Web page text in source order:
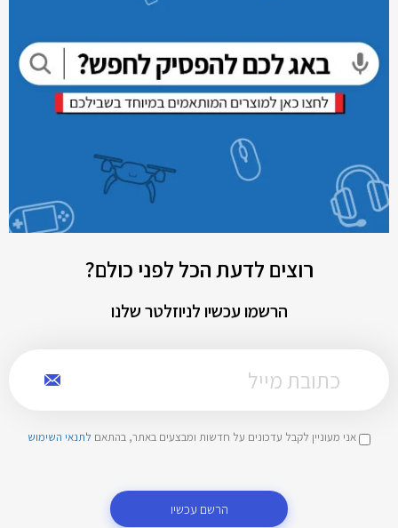
רוצים לדעת הכל לפני כולם?
הרשמו עכשיו לניוזלטר שלנו
אני מעוניין לקבל עדכונים על חדשות ומבצעים באתר, בהתאם לתנאי השימוש
הרשם עכשיו